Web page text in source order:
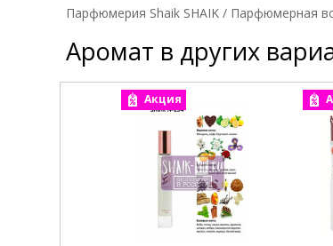
Парфюмерия Shaik SHAIK / Парфюмерная
Аромат в других
Акция